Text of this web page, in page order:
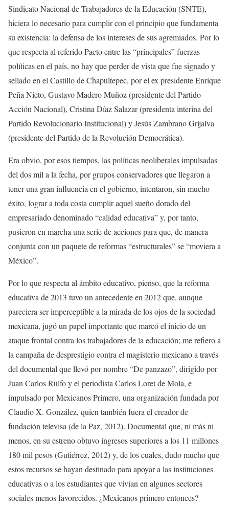
Sindicato Nacional de Trabajadores de la Educación (SNTE),
hiciera lo necesario para cumplir con el principio que fundamenta
su existencia: la defensa de los intereses de sus agremiados. Por lo
que respecta al referido Pacto entre las “principales” fuerzas
políticas en el país, no hay que perder de vista que fue signado y
sellado en el Castillo de Chapultepec, por el ex presidente Enrique
Peña Nieto, Gustavo Madero Muñoz (presidente del Partido
Acción Nacional), Cristina Díaz Salazar (presidenta interina del
Partido Revolucionario Institucional) y Jesús Zambrano Grijalva
(presidente del Partido de la Revolución Democrática).
Era obvio, por esos tiempos, las políticas neoliberales impulsadas
del dos mil a la fecha, por grupos conservadores que llegaron a
tener una gran influencia en el gobierno, intentaron, sin mucho
éxito, lograr a toda costa cumplir aquel sueño dorado del
empresariado denominado “calidad educativa” y, por tanto,
pusieron en marcha una serie de acciones para que, de manera
conjunta con un paquete de reformas “estructurales” se “moviera a
México”.
Por lo que respecta al ámbito educativo, pienso, que la reforma
educativa de 2013 tuvo un antecedente en 2012 que, aunque
pareciera ser imperceptible a la mirada de los ojos de la sociedad
mexicana, jugó un papel importante que marcó el inicio de un
ataque frontal contra los trabajadores de la educación; me refiero a
la campaña de desprestigio contra el magisterio mexicano a través
del documental que llevó por nombre “De panzazo”, dirigido por
Juan Carlos Rulfo y el periodista Carlos Loret de Mola, e
impulsado por Mexicanos Primero, una organización fundada por
Claudio X. González, quien también fuera el creador de
fundación televisa (de la Paz, 2012). Documental que, ni más ni
menos, en su estreno obtuvo ingresos superiores a los 11 millones
180 mil pesos (Gutiérrez, 2012) y, de los cuales, dudo mucho que
estos recursos se hayan destinado para apoyar a las instituciones
educativas o a los estudiantes que vivían en algunos sectores
sociales menos favorecidos. ¿Mexicanos primero entonces?